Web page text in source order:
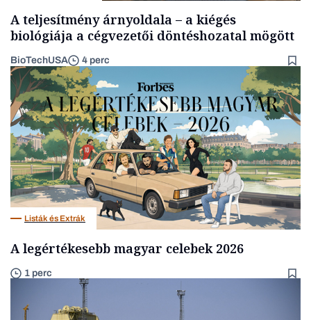
A teljesítmény árnyoldala – a kiégés
biológiája a cégvezetői döntéshozatal mögött
BioTechUSA 4 perc
Listák és Extrák
A legértékesebb magyar celebek 2026
1 perc